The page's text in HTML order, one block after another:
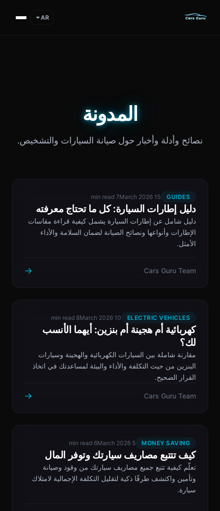
AR
المدونة
نصائح وأدلة وأخبار حول صيانة السيارات والتشخيص.
GUIDES
15 March 2026
7 min read
دليل إطارات السيارة: كل ما تحتاج معرفته
دليل شامل عن إطارات السيارة يشمل كيفية قراءة مقاسات
الإطارات وأنواعها ونصائح الصيانة لضمان السلامة والأداء
الأمثل.
Cars Guru Team
→
ELECTRIC VEHICLES
10 March 2026
8 min read
كهربائية أم هجينة أم بنزين: أيهما الأنسب
لك؟
مقارنة شاملة بين السيارات الكهربائية والهجينة وسيارات
البنزين من حيث التكلفة والأداء والبيئة لمساعدتك في اتخاذ
القرار الصحيح.
Cars Guru Team
→
MONEY SAVING
5 March 2026
6 min read
كيف تتتبع مصاريف سيارتك وتوفر المال
تعلّم كيفية تتبع جميع مصاريف سيارتك من وقود وصيانة
وتأمين واكتشف طرقًا ذكية لتقليل التكلفة الإجمالية لامتلاك
سيارة.